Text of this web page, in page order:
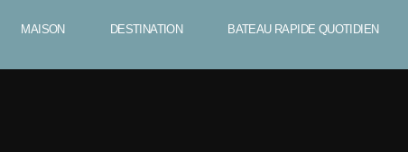
MAISON DESTINATION BATEAU RAPIDE QUOTIDIEN